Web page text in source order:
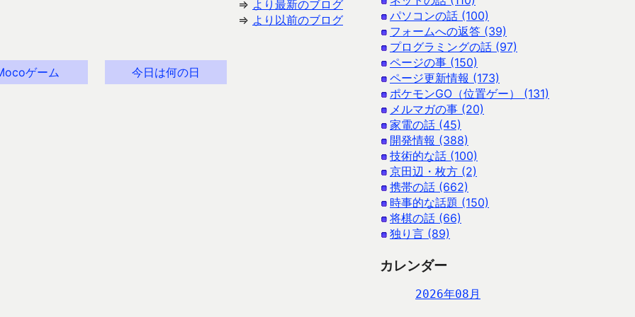
⇒ より最新のブログ
⇒ より以前のブログ
ゲーム 今日は何の日
パソコンの話 (100)
フォームへの返答 (39)
プログラミングの話 (97)
ページの事 (150)
ページ更新情報 (173)
ポケモンGO（位置ゲー） (131)
メルマガの事 (20)
家電の話 (45)
開発情報 (388)
技術的な話 (100)
京田辺・枚方 (2)
携帯の話 (662)
時事的な話題 (150)
将棋の話 (66)
独り言 (89)
カレンダー
2026年08月